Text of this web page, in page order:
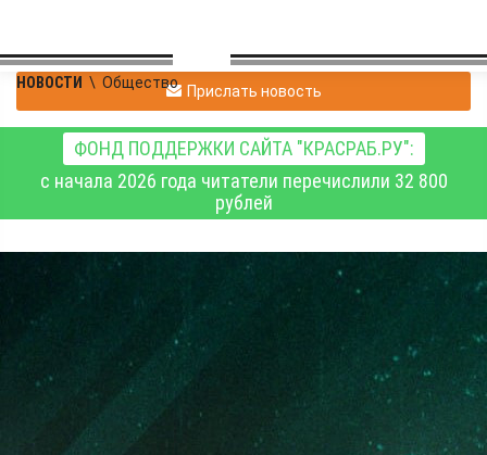
НОВОСТИ \ Общество Прислать новость
ФОНД ПОДДЕРЖКИ САЙТА "КРАСРАБ.РУ":
с начала 2026 года читатели перечислили 32 800
рублей
Сводка Минобороны РФ
о ходе специальной
военной операции на 29
ноября 2025 года